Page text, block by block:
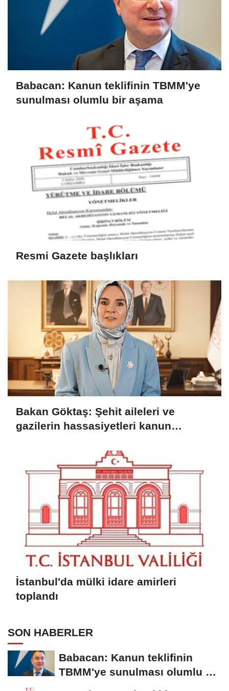
Babacan: Kanun teklifinin TBMM'ye
sunulması olumlu bir aşama
Resmi Gazete başlıkları
Bakan Göktaş: Şehit aileleri ve
gazilerin hassasiyetleri kanun
İstanbul'da mülki idare amirleri
toplandı
SON HABERLER
Babacan: Kanun teklifinin
TBMM'ye sunulması olumlu bir